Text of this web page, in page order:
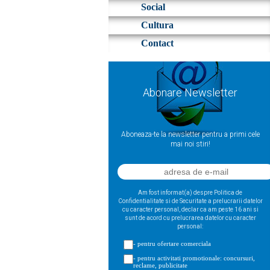
Social
Cultura
Contact
Abonare Newsletter
Aboneaza-te la newsletter pentru a primi cele
mai noi stiri!
Am fost informat(a) despre Politica de
Confidentialitate si de Securitate a prelucrarii datelor
cu caracter personal, declar ca am peste 16 ani si
sunt de acord cu prelucrarea datelor cu caracter
personal:
- pentru ofertare comerciala
- pentru activitati promotionale: concursuri,
reclame, publicitate